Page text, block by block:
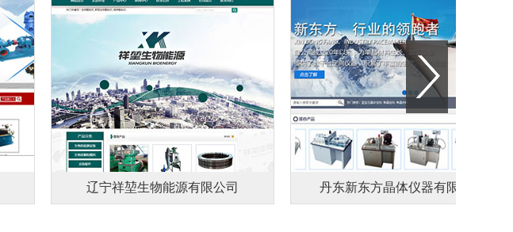
辽宁祥堃生物能源有限公司 丹东新东方晶体仪器有限公司